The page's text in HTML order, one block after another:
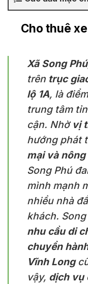
Cho thuê
Xã Song Phú
trên trục
lộ 1A, là
trung tâm
cận. Nhờ vị
hướng phát
mại và
Song Phú
mình mạnh
nhiều nhà
khách.
nhu cầu di
chuyển
Vĩnh Long
vậy, dịch vụ